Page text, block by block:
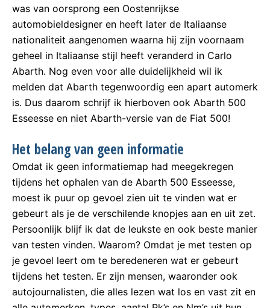
was van oorsprong een Oostenrijkse
automobieldesigner en heeft later de Italiaanse
nationaliteit aangenomen waarna hij zijn voornaam
geheel in Italiaanse stijl heeft veranderd in Carlo
Abarth. Nog even voor alle duidelijkheid wil ik
melden dat Abarth tegenwoordig een apart automerk
is. Dus daarom schrijf ik hierboven ook Abarth 500
Esseesse en niet Abarth-versie van de Fiat 500!
Het belang van geen informatie
Omdat ik geen informatiemap had meegekregen
tijdens het ophalen van de Abarth 500 Esseesse,
moest ik puur op gevoel zien uit te vinden wat er
gebeurt als je de verschilende knopjes aan en uit zet.
Persoonlijk blijf ik dat de leukste en ook beste manier
van testen vinden. Waarom? Omdat je met testen op
je gevoel leert om te beredeneren wat er gebeurt
tijdens het testen. Er zijn mensen, waaronder ook
autojournalisten, die alles lezen wat los en vast zit en